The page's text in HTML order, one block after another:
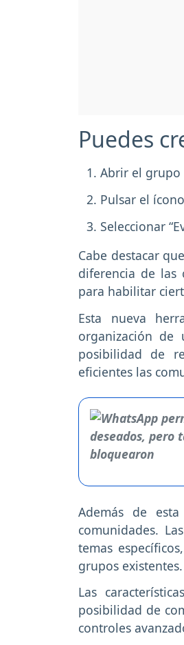
Puedes
Abrir el grupo
Pulsar el
Seleccionar
Cabe destacar
diferencia de las
para habilitar
Esta nueva
organización
posibilidad de
eficientes las
Además de
comunidades.
temas
grupos existentes.
Las
posibilidad de
controles